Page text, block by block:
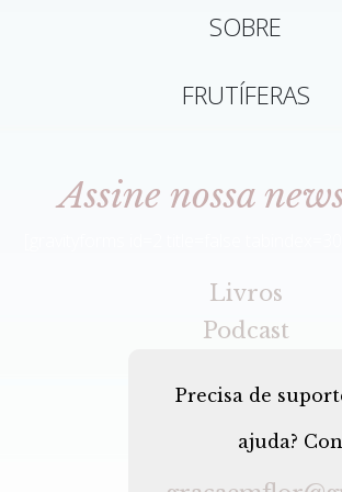
SOBRE
FRUTÍFERAS
Assine nossa
Livros
Podcast
Precisa de
ajuda?